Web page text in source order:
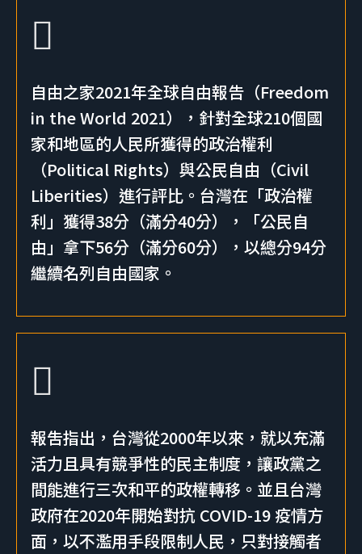
自由之家2021年全球自由報告（Freedom
in the World 2021），針對全球210個國
家和地區的人民所獲得的政治權利
（Political Rights）與公民自由（Civil
Liberities）進行評比。台灣在「政治權
利」獲得38分（滿分40分），「公民自
由」拿下56分（滿分60分），以總分94分
繼續名列自由國家。
報吿指出，台灣從2000年以來，就以充滿
活力且具有競爭性的民主制度，讓政黨之
間能進行三次和平的政權轉移。並且台灣
政府在2020年開始對抗 COVID-19 疫情方
面，以不濫用手段限制人民，只對接觸者